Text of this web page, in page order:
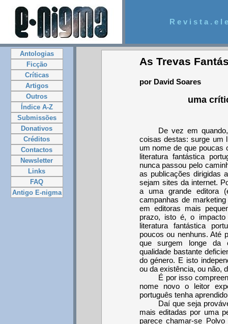
R e v i s t a . e l
Antologias
Ficção
Críticas
Artigos
Outros
Índice A-Z
Submissões
Donativos
Créditos
Contactos
Newsletter
Links
FAQ
Antigo E-nigma
As Trevas
por David Soares
uma
De vez em
coisas destas: surge um
um nome de que poucas
literatura fantástica
nunca passou pelo
as publicações dirigidas
sejam sites da internet.
a uma grande editora
campanhas de
em editoras mais
prazo, isto é, o
literatura fantástica
poucos ou nenhuns. Até
que surgem longe da
qualidade bastante
do género. E isto
ou da existência, ou não,
É por isso
nome novo o leitor
português tenha
Daí que seja
mais editadas por uma
parece chamar-se